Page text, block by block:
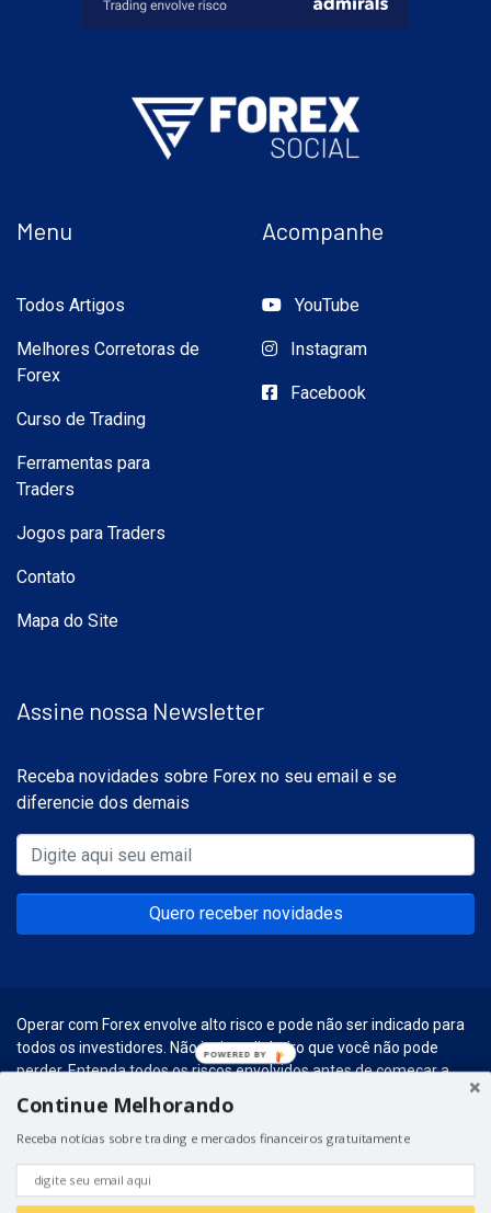
Menu
Todos Artigos
Melhores Corretoras de
Forex
Curso de Trading
Ferramentas para
Traders
Jogos para Traders
Contato
Mapa do Site
Acompanhe
YouTube
Instagram
Facebook
Assine nossa Newsletter
Receba novidades sobre Forex no seu email e se
diferencie dos demais
Quero receber novidades
Operar com Forex envolve alto risco e pode não ser indicado para
todos os investidores. Não invista dinheiro que você não pode
perder. Entenda todos os riscos envolvidos antes de começar a
realizar esse tipo de investimentos.
© 2026 – Forex Social. Graças aHospedagem para WordPress
Continue Melhorando
Receba notícias sobre trading e mercados financeiros gratuitamente
POWERED
BY